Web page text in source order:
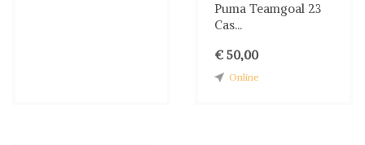
Puma Teamgoal 23
Cas...
€ 50,00
Online